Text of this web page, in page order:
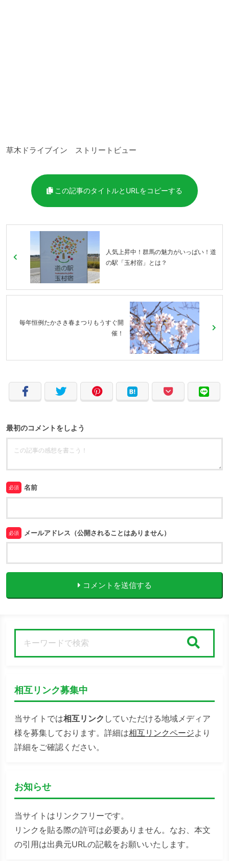
草木ドライブイン ストリートビュー
この記事のタイトルとURLをコピーする
人気上昇中！群馬の魅力がいっぱい！道
の駅「玉村宿」とは？
毎年恒例たかさき春まつりもうすぐ開
催！
最初のコメントをしよう
必須 名前
必須 メールアドレス（公開されることはありません）
コメントを送信する
相互リンク募集中
当サイトでは相互リンク していただける地域メディア
様を募集しております。詳細は相互リンクページより
詳細をご確認ください。
お知らせ
当サイトはリンクフリーです。
リンクを貼る際の許可は必要ありません。なお、本文
の引用は出典元URLの記載をお願いいたします。